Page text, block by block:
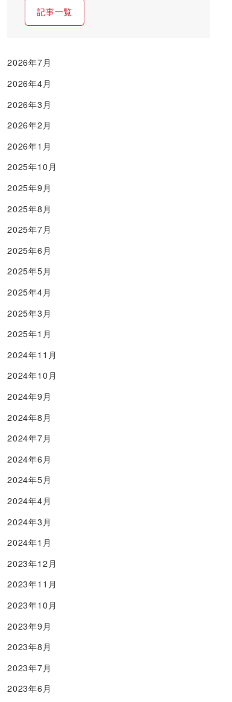
記事一覧
2026年7月
2026年4月
2026年3月
2026年2月
2026年1月
2025年10月
2025年9月
2025年8月
2025年7月
2025年6月
2025年5月
2025年4月
2025年3月
2025年1月
2024年11月
2024年10月
2024年9月
2024年8月
2024年7月
2024年6月
2024年5月
2024年4月
2024年3月
2024年1月
2023年12月
2023年11月
2023年10月
2023年9月
2023年8月
2023年7月
2023年6月